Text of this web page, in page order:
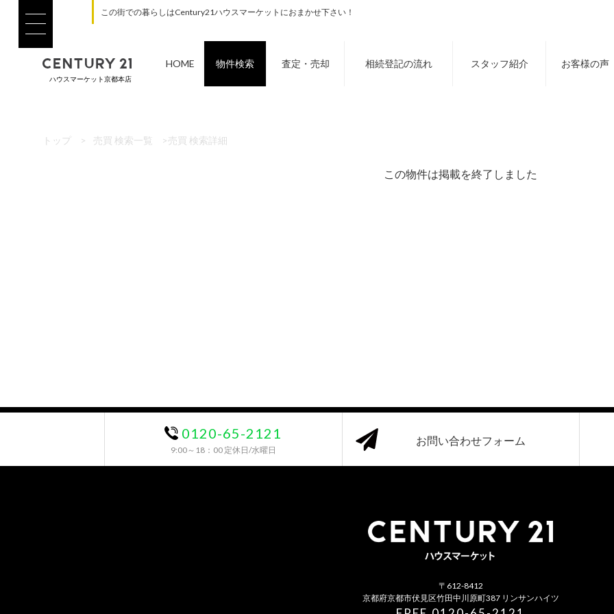
この街での暮らしはCentury21ハウスマーケットにおまかせ下さい！
ハウスマーケット京都本店
HOME 物件検索 査定・売却 相続登記の流れ スタッフ紹介 お客様の声
トップ > 売買 検索一覧 >売買 検索詳細
この物件は掲載を終了しました
0120-65-2121
9:00～18：00 定休日/水曜日
お問い合わせフォーム
〒612-8412
京都府京都市伏見区竹田中川原町387 リンサンハイツ